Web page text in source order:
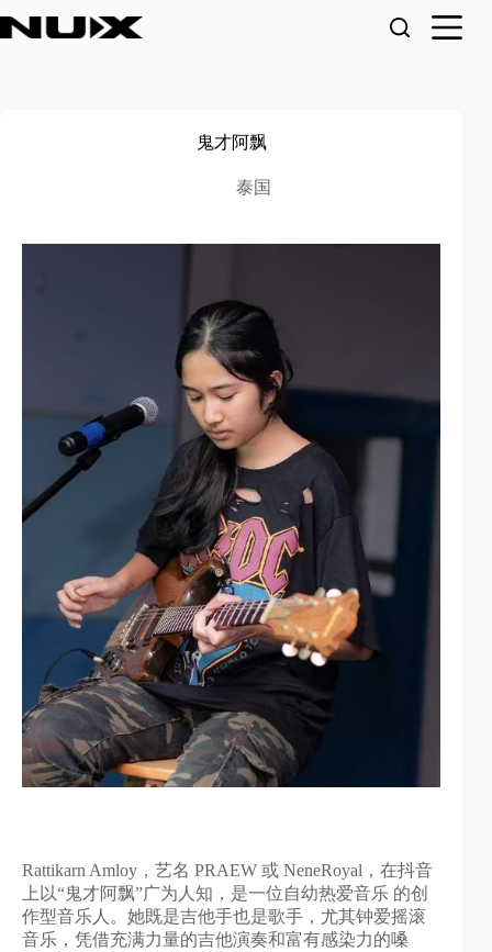
至
⻤才阿飘
泰国
Rattikarn Amloy，艺名 PRAEW 或 NeneRoyal，在抖⾳
上以“⻤才阿飘”⼴为⼈知，是⼀位⾃幼热爱⾳乐 的创
作型⾳乐⼈。她既是吉他⼿也是歌⼿，尤其钟爱摇滚
⾳乐，凭借充满⼒量的吉他演奏和富有感染⼒的嗓